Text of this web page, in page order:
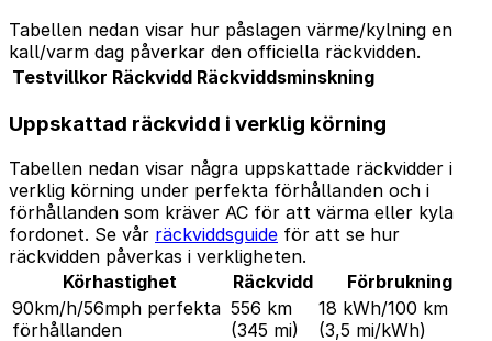
Tabellen nedan visar hur påslagen värme/kylning en
kall/varm dag påverkar den officiella räckvidden.
Testvillkor Räckvidd Räckviddsminskning
Uppskattad räckvidd i verklig körning
Tabellen nedan visar några uppskattade räckvidder i
verklig körning under perfekta förhållanden och i
förhållanden som kräver AC för att värma eller kyla
fordonet. Se vår räckviddsguide för att se hur
räckvidden påverkas i verkligheten.
Körhastighet
Räckvidd
Förbrukning
90km/h/56mph perfekta
förhållanden
556 km
(345 mi)
18 kWh/100 km
(3,5 mi/kWh)